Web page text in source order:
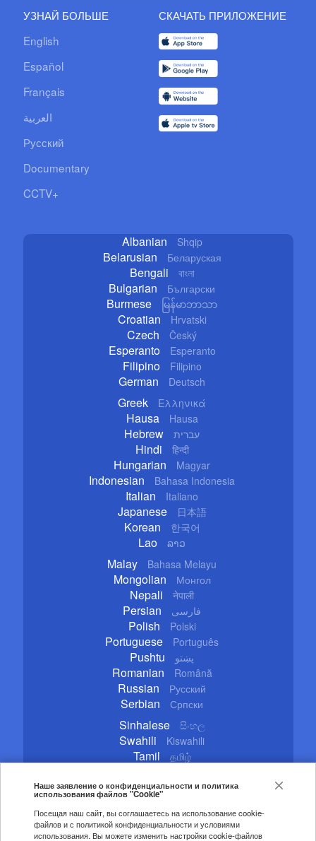
УЗНАЙ БОЛЬШЕ
English
Español
Français
العربية
Русский
Documentary
CCTV+
СКАЧАТЬ ПРИЛОЖЕНИЕ
Albanian Shqip
Belarusian Беларуская
Bengali বাংলা
Bulgarian Български
Burmese မြန်မာဘာသာ
Croatian Hrvatski
Czech Český
Esperanto Esperanto
Filipino Filipino
German Deutsch
Greek Ελληνικά
Hausa Hausa
Hebrew עברית
Hindi हिन्दी
Hungarian Magyar
Indonesian Bahasa Indonesia
Italian Italiano
Japanese 日本語
Korean 한국어
Lao ລາວ
Malay Bahasa Melayu
Mongolian Монгол
Nepali नेपाली
Persian فارسی
Polish Polski
Portuguese Português
Pushtu پښتو
Romanian Română
Russian Русский
Serbian Српски
Sinhalese සිංහල
Swahili Kiswahili
Tamil தமிழ்
Turkish Türkçe
Ukrainian
Urdu اردو
Vietnamese Tiếng Việt
Наше заявление о конфиденциальности и политика
использования файлов "Cookie"
Посещая наш сайт, вы соглашаетесь на использование cookie-
файлов и с политикой конфиденциальности и условиями
использования. Вы можете изменить настройки cookie-файлов